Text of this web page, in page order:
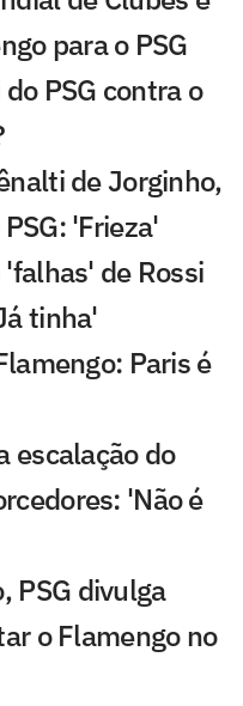
para o PSG
PSG contra o
de Jorginho,
'Frieza'
de Rossi
tinha'
Paris é
escalação do
'Não é
PSG divulga
o Flamengo no